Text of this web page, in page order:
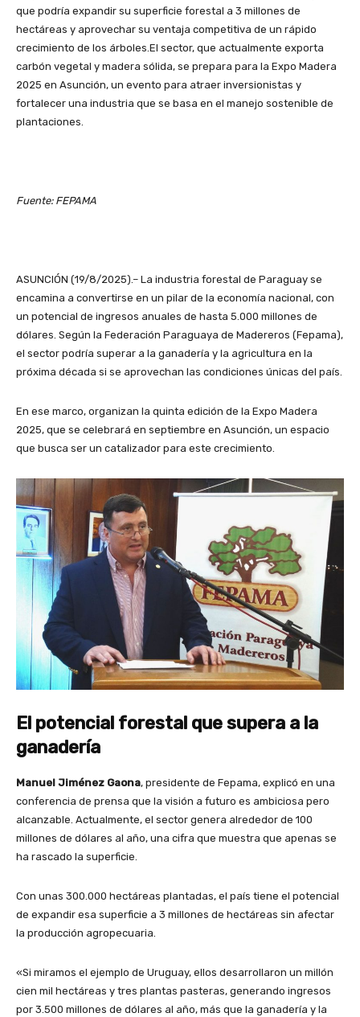
que podría expandir su superficie forestal a 3 millones de
hectáreas y aprovechar su ventaja competitiva de un rápido
crecimiento de los árboles.El sector, que actualmente exporta
carbón vegetal y madera sólida, se prepara para la Expo Madera
2025 en Asunción, un evento para atraer inversionistas y
fortalecer una industria que se basa en el manejo sostenible de
plantaciones.
Fuente: FEPAMA
ASUNCIÓN (19/8/2025).– La industria forestal de Paraguay se
encamina a convertirse en un pilar de la economía nacional, con
un potencial de ingresos anuales de hasta 5.000 millones de
dólares. Según la Federación Paraguaya de Madereros (Fepama),
el sector podría superar a la ganadería y la agricultura en la
próxima década si se aprovechan las condiciones únicas del país.
En ese marco, organizan la quinta edición de la Expo Madera
2025, que se celebrará en septiembre en Asunción, un espacio
que busca ser un catalizador para este crecimiento.
El potencial forestal que supera a la
ganadería
Manuel Jiménez Gaona, presidente de Fepama, explicó en una
conferencia de prensa que la visión a futuro es ambiciosa pero
alcanzable. Actualmente, el sector genera alrededor de 100
millones de dólares al año, una cifra que muestra que apenas se
ha rascado la superficie.
Con unas 300.000 hectáreas plantadas, el país tiene el potencial
de expandir esa superficie a 3 millones de hectáreas sin afectar
la producción agropecuaria.
«Si miramos el ejemplo de Uruguay, ellos desarrollaron un millón
cien mil hectáreas y tres plantas pasteras, generando ingresos
por 3.500 millones de dólares al año, más que la ganadería y la